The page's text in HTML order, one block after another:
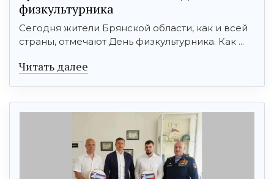
физкультурника
Сегодня жители Брянской области, как и всей
страны, отмечают День физкультурника. Как ...
Читать далее